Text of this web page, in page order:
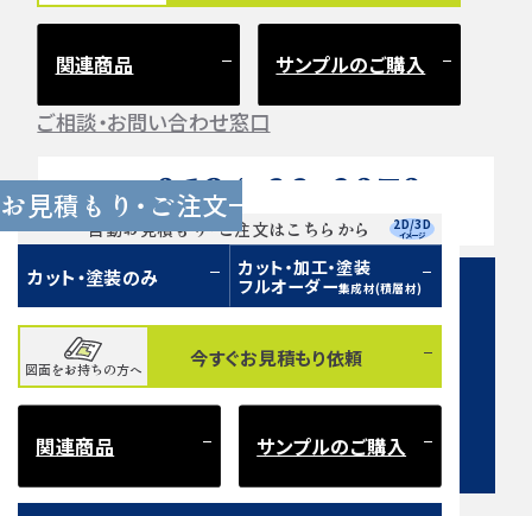
お見積もり・ご注文
自動お見積もり・ご注文はこちらから
カット・塗装のみ
カット・加工・塗装
フルオーダー集成材(積層材)
2D/3D
イメージ
図面をお持ちの方へ 今すぐお見積もり依頼
関連商品 サンプルのご購入
関連商品 サンプルのご購入
ご相談・お問い合わせ窓口
Tel. 0584-33-2070
営業時間 9:00〜17:00（土日祝 定休）
お問い合わせフォーム